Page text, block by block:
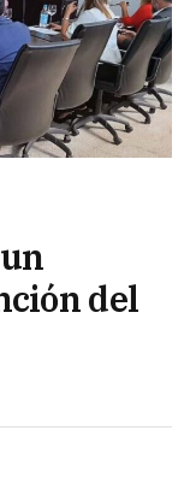
del